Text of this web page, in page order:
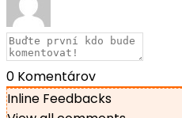
0 Komentárov
Inline Feedbacks